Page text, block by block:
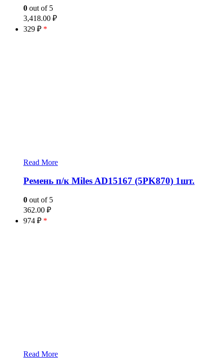
0 out of 5
3,418.00 ₽
329 ₽ *
Read More
Ремень п/к Miles AD15167 (5PK870) 1шт.
0 out of 5
362.00 ₽
974 ₽ *
Read More